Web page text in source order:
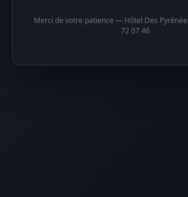
Merci de votre patience — Hôtel Des
72 07 46